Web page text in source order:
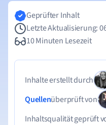
Geprüfter Inhalt
Letzte Aktualisierung:
10 Minuten Lesezeit
Inhalte erstellt durch
Quellenüberprüft von
Inhaltsqualität geprüft